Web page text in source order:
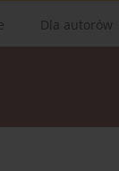
Dla autorów